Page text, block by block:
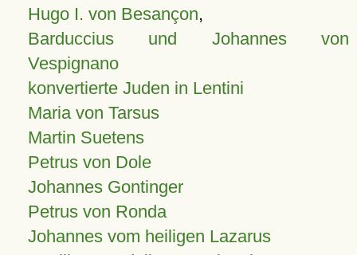
Hugo I. von Besançon,
Barduccius und Johannes von
Vespignano
konvertierte Juden in Lentini
Maria von Tarsus
Martin Suetens
Petrus von Dole
Johannes Gontinger
Petrus von Ronda
Johannes vom heiligen Lazarus